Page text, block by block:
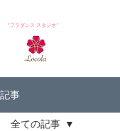
*フラダンス スタジオ*
記事
全ての記事